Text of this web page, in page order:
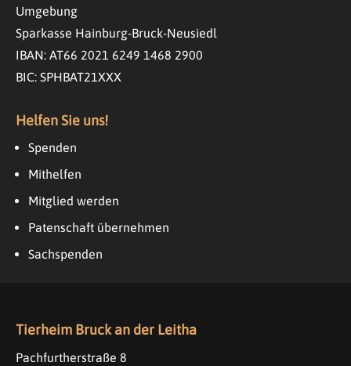
Umgebung
Sparkasse Hainburg-Bruck-Neusiedl
IBAN: AT66 2021 6249 1468 2900
BIC: SPHBAT21XXX
Helfen Sie uns!
Spenden
Mithelfen
Mitglied werden
Patenschaft übernehmen
Sachspenden
Tierheim Bruck an der Leitha
Pachfurtherstraße 8